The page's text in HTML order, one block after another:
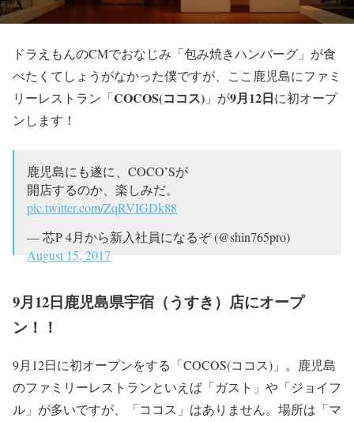
ドラえもんのCMでおなじみ「包み焼きハンバーグ」が食
べたくてしょうがなかった僕ですが、ここ鹿児島にファミ
リーレストラン「COCOS(ココス) 」が9月12日に初オープ
ンします！
鹿児島にも遂に、COCO’Sが
開店するのか、楽しみだ。
pic.twitter.com/ZqRVIGDk88
— 芯P 4月から新入社員になるぞ (@shin765pro)
August 15, 2017
9月12日鹿児島県宇宿（うすき）店にオープ
ン！！
9月12日に初オープンをする「COCOS(ココス)」。鹿児島
のファミリーレストランといえば「ガスト」や「ジョイフ
ル」が多いですが、「ココス」はありません。場所は「マ